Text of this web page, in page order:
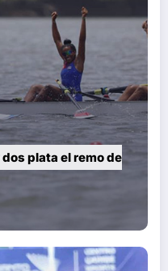
plata el remo de